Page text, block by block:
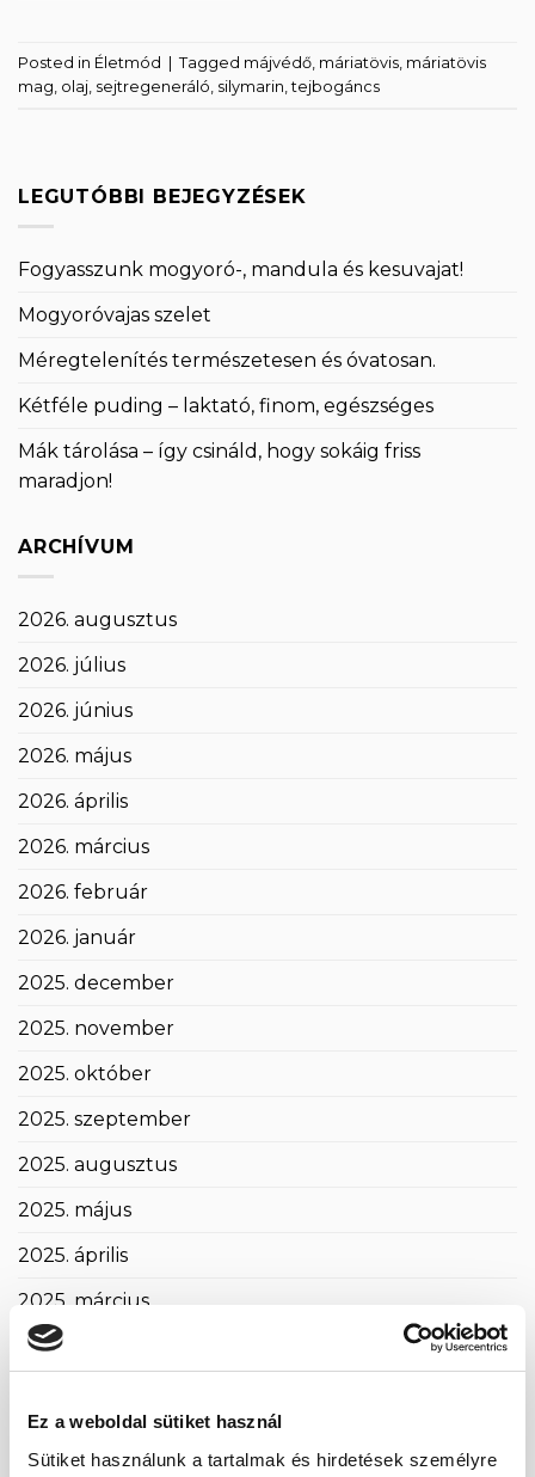
Ez a weboldal sütiket használ
Sütiket használunk a tartalmak és hirdetések személyre
Posted in Életmód Tagged májvédő máriatövis máriatövis
mag olaj sejtregeneráló silymarin ,tejbogáncs
LEGUTÓBBI BEJEGYZÉSEK
Fogyasszunk mogyoró-, mandula és kesuvajat!
Mogyoróvajas szelet
Méregtelenítés természetesen és óvatosan.
Kétféle puding – laktató, finom, egészséges
Mák tárolása – így csináld, hogy sokáig friss
maradjon!
ARCHÍVUM
2026. augusztus
2026. július
2026. június
2026. május
2026. április
2026. március
2026. február
2026. január
2025. december
2025. november
2025. október
2025. szeptember
2025. augusztus
2025. május
2025. április
2025. március
2025. február